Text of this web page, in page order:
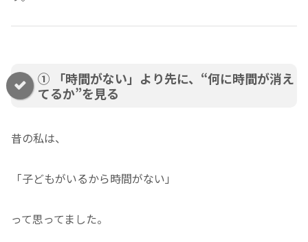
① 「時間がない」より先に、“何に時間が消え
てるか”を見る
昔の私は、
「子どもがいるから時間がない」
って思ってました。